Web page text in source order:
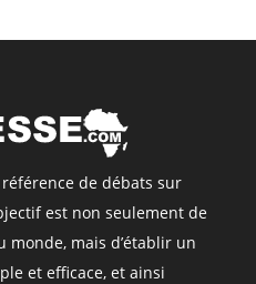
de débats sur
est non seulement de
monde, mais d’établir un
et efficace, et ainsi